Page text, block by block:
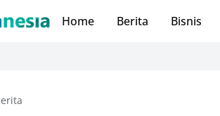
Home Berita Bisnis